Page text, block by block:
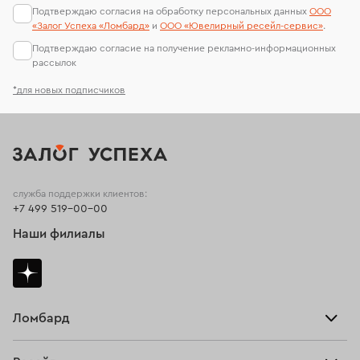
*для новых подписчиков
Подтверждаю согласия на обработку персональных данных ООО
«Залог Успеха «Ломбард» и ООО «Ювелирный ресейл-сервиc».
Подтверждаю согласие на получение рекламно-информационных
рассылок
Ломбард
служба поддержки клиентов:
+7 499 519-00-00
Наши филиалы